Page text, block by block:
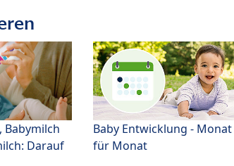
Darauf
Baby Entwicklung - Monat
für Monat